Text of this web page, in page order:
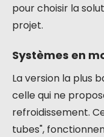
pour choisir la
projet.
Systèmes en
La version la plus
celle qui ne
refroidissement.
tubes",